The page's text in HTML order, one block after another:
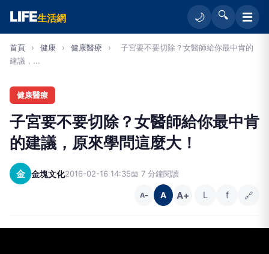
LIFE生活網 🌙 🔍 ☰
首頁 › 健康 › 健康醫療 ›
子宮要不要切除？女醫師給你最中肯的
建議，...
健康醫療
子宮要不要切除？女醫師給你最中肯
的建議，原來學問這麼大！
金 金塊文化2016-02-16 14:35📖 7 分鐘閱讀
A− A A+ L f 🔗